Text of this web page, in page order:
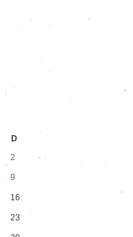
D
2
9
16
23